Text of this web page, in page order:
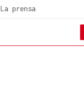
La prensa